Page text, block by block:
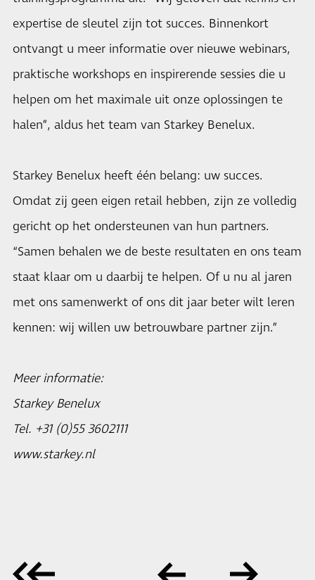
expertise de sleutel zijn tot succes. Binnenkort
ontvangt u meer informatie over nieuwe webinars,
praktische workshops en inspirerende sessies die u
helpen om het maximale uit onze oplossingen te
halen”, aldus het team van Starkey Benelux.
Starkey Benelux heeft één belang: uw succes.
Omdat zij geen eigen retail hebben, zijn ze volledig
gericht op het ondersteunen van hun partners.
“Samen behalen we de beste resultaten en ons team
staat klaar om u daarbij te helpen. Of u nu al jaren
met ons samenwerkt of ons dit jaar beter wilt leren
kennen: wij willen uw betrouwbare partner zijn.”
Meer informatie:
Starkey Benelux
Tel. +31 (0)55 3602111
www.starkey.nl